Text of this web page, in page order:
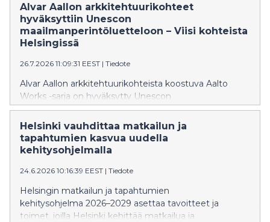
Alvar Aallon arkkitehtuurikohteet
hyväksyttiin Unescon
maailmanperintöluetteloon – Viisi kohteista
Helsingissä
26.7.2026 11:09:31 EEST | Tiedote
Alvar Aallon arkkitehtuurikohteista koostuva Aalto
Works -sarja on hyväksytty Unescon
maailmanperintöluetteloon. Yhteensä 13 kohteesta
viisi sijaitsee Helsingissä. Finlandia-talon, Alvar Aallon
kotitalon ja ateljeen, Kulttuuritalon sekä
Kansaneläkelaitoksen päätoimitalon
kiinnostavana muotoilu- ja arkkitehtuurikaupunkina.
Helsinki vauhdittaa matkailun ja
tapahtumien kasvua uudella
kehitysohjelmalla
24.6.2026 10:16:39 EEST | Tiedote
Helsingin matkailun ja tapahtumien
kehitysohjelma 2026–2029 asettaa tavoitteet ja
toimet, joilla Helsinki kehittää matkailua ja